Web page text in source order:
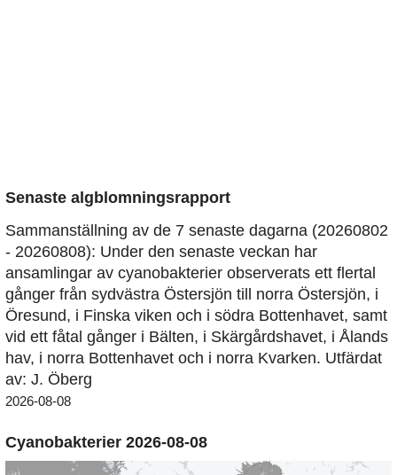
Senaste algblomningsrapport
Sammanställning av de 7 senaste dagarna (20260802
- 20260808): Under den senaste veckan har
ansamlingar av cyanobakterier observerats ett flertal
gånger från sydvästra Östersjön till norra Östersjön, i
Öresund, i Finska viken och i södra Bottenhavet, samt
vid ett fåtal gånger i Bälten, i Skärgårdshavet, i Ålands
hav, i norra Bottenhavet och i norra Kvarken. Utfärdat
av: J. Öberg
2026-08-08
Cyanobakterier 2026-08-08